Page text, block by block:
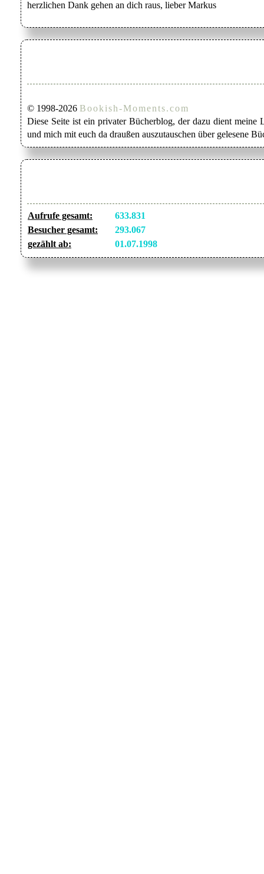
herzlichen Dank gehen an dich raus, lieber Markus
© 1998-2026 Bookish-Moments.com
Diese Seite ist ein privater Bücherblog, der dazu dient meine
und mich mit euch da draußen auszutauschen über gelesene
Aufrufe gesamt:
633.831
Besucher gesamt:
293.067
gezählt ab:
01.07.1998